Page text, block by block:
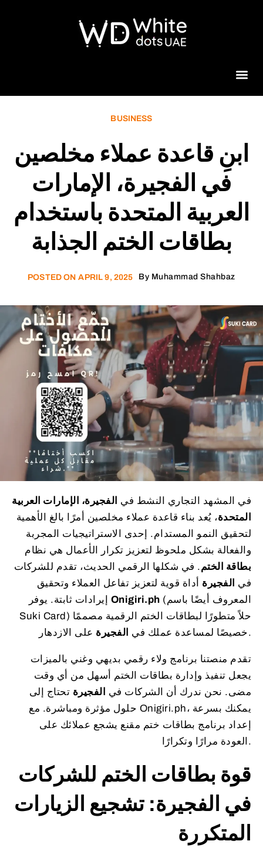
BUSINESS
ابنِ قاعدة عملاء مخلصين
في الفجيرة، الإمارات
العربية المتحدة باستخدام
بطاقات الختم الجذابة
POSTED ON APRIL 9, 2025 By Muhammad Shahbaz
في المشهد التجاري النشط في الفجيرة، الإمارات العربية
المتحدة، يُعد بناء قاعدة عملاء مخلصين أمرًا بالغ الأهمية
لتحقيق النمو المستدام. إحدى الاستراتيجيات المجربة
والفعالة بشكل ملحوظ لتعزيز تكرار الأعمال هي نظام
بطاقة الختم. في شكلها الرقمي الحديث، تقدم للشركات
في الفجيرة أداة قوية لتعزيز تفاعل العملاء وتحقيق
Onigiri.ph (المعروف أيضًا باسم
Suki Card) حلاً متطورًا لبطاقات الختم الرقمية مصممًا
خصيصًا لمساعدة عملك في الفجيرة على الازدهار.
تقدم منصتنا برنامج ولاء رقمي بديهي وغني بالميزات
يجعل تنفيذ وإدارة بطاقات الختم أسهل من أي وقت
مضى. نحن ندرك أن الشركات في
الفجيرة تحتاج إلى
حلول مؤثرة ومباشرة. مع Onigiri.ph، يمكنك بسرعة
إعداد برنامج بطاقات ختم مقنع يشجع عملائك على
العودة مرارًا وتكرارًا.
قوة بطاقات الختم للشركات
في الفجيرة: تشجيع الزيارات
المتكررة